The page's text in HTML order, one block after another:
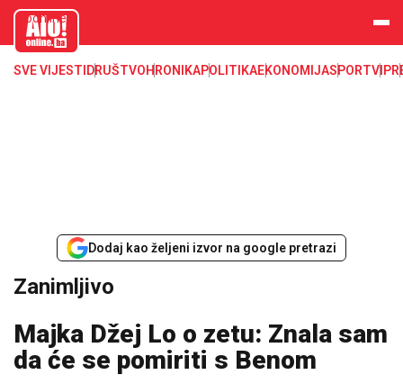
aloonline.b
SVE VIJESTI DRUŠTVOHRONIKAPOLITIKAEKONOMIJASPORTVIP
Dodaj kao željeni izvor na google pretrazi
Zanimljivo
Majka Džej Lo o zetu: Znala sam
da će se pomiriti s Benom